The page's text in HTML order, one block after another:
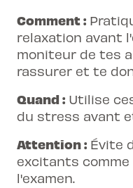
Comment :
relaxation avant
moniteur de tes
rassurer et te
Quand : Utilise
du stress avant
Attention : Évite
excitants
l'examen.